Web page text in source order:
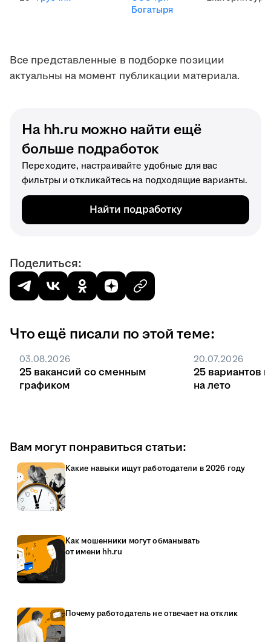
Богатыря
Все представленные в подборке позиции
актуальны на момент публикации материала.
На hh.ru можно найти ещё
больше подработок
Переходите, настраивайте удобные для вас
фильтры и откликайтесь на подходящие варианты.
Найти подработку
Поделиться:
Что ещё писали по этой теме:
03.08.2026
25 вакансий со сменным
графиком
20.07.2026
25 вариантов
на лето
Вам могут понравиться статьи:
Какие навыки ищут работодатели в 2026 году
Как мошенники могут обманывать
от имени hh.ru
Почему работодатель не отвечает на отклик